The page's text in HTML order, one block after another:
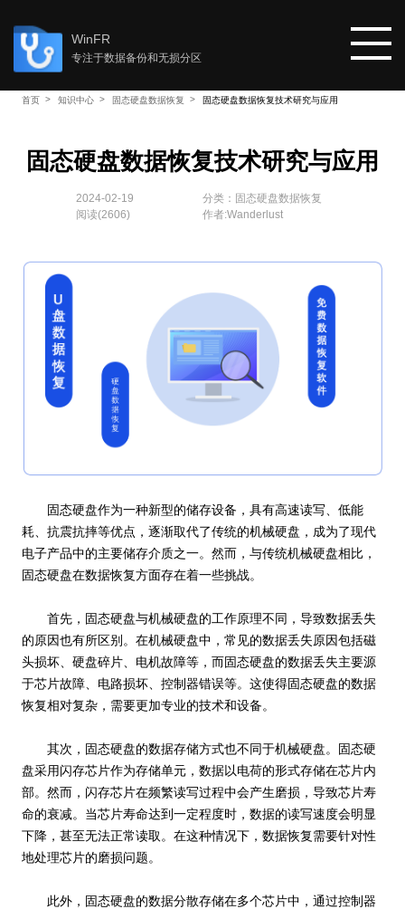
WinFR
专注于数据备份和无损分区
首页 知识中心 固态硬盘数据恢复 固态硬盘数据恢复技术研究与应用
固态硬盘数据恢复技术研究与应用
2024-02-19 分类： 固态硬盘数据恢复
阅读(2606) 作者:Wanderlust
固态硬盘作为一种新型的储存设备，具有高速读写、低能
耗、抗震抗摔等优点，逐渐取代了传统的机械硬盘，成为了现代
电子产品中的主要储存介质之一。然而，与传统机械硬盘相比，
固态硬盘在数据恢复方面存在着一些挑战。
首先，固态硬盘与机械硬盘的工作原理不同，导致数据丢失
的原因也有所区别。在机械硬盘中，常见的数据丢失原因包括磁
头损坏、硬盘碎片、电机故障等，而固态硬盘的数据丢失主要源
于芯片故障、电路损坏、控制器错误等。这使得固态硬盘的数据
恢复相对复杂，需要更加专业的技术和设备。
其次，固态硬盘的数据存储方式也不同于机械硬盘。固态硬
盘采用闪存芯片作为存储单元，数据以电荷的形式存储在芯片内
部。然而，闪存芯片在频繁读写过程中会产生磨损，导致芯片寿
命的衰减。当芯片寿命达到一定程度时，数据的读写速度会明显
下降，甚至无法正常读取。在这种情况下，数据恢复需要针对性
地处理芯片的磨损问题。
此外，固态硬盘的数据分散存储在多个芯片中，通过控制器